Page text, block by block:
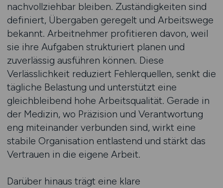
nachvollziehbar bleiben. Zuständigkeiten sind
definiert, Übergaben geregelt und Arbeitswege
bekannt. Arbeitnehmer profitieren davon, weil
sie ihre Aufgaben strukturiert planen und
zuverlässig ausführen können. Diese
Verlässlichkeit reduziert Fehlerquellen, senkt die
tägliche Belastung und unterstützt eine
gleichbleibend hohe Arbeitsqualität. Gerade in
der Medizin, wo Präzision und Verantwortung
eng miteinander verbunden sind, wirkt eine
stabile Organisation entlastend und stärkt das
Vertrauen in die eigene Arbeit.
Darüber hinaus trägt eine klare